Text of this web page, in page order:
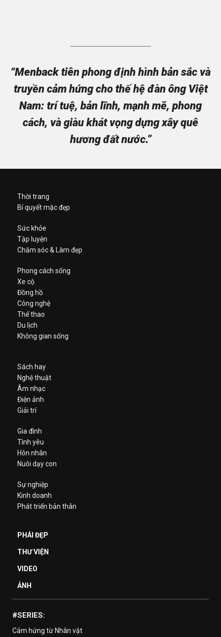
“Menback tiên phong định hình bản sắc và
truyền cảm hứng cho thế hệ đàn ông Việt
Nam: trí tuệ, bản lĩnh, mạnh mẽ, phong
cách, và giàu khát vọng dựng xây quê
hương đất nước.”
Thời trang
Bí quyết mặc đẹp
Sức khỏe
Tập luyện
Chăm sóc & Làm đẹp
Phong cách sống
Xe cộ
Đồng hồ
Công nghệ
Thể thao
Du lịch
Không gian sống
Sách hay
Nghệ thuật
Âm nhạc
Điện ảnh
Giải trí
Gia đình
Tình yêu
Hôn nhân
Nuôi dạy con
Sự nghiệp
Kinh doanh
Phát triển bản thân
PHÁI ĐẸP
THƯ VIỆN
VIDEO
ẢNH
#SERIES:
Cảm hứng từ Nhân vật